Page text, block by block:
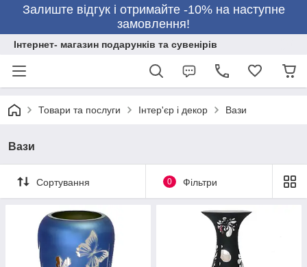
Залиште відгук і отримайте -10% на наступне
замовлення!
Інтернет- магазин подарунків та сувенірів
Товари та послуги Інтер'єр і декор Вази
Вази
Сортування 0 Фільтри